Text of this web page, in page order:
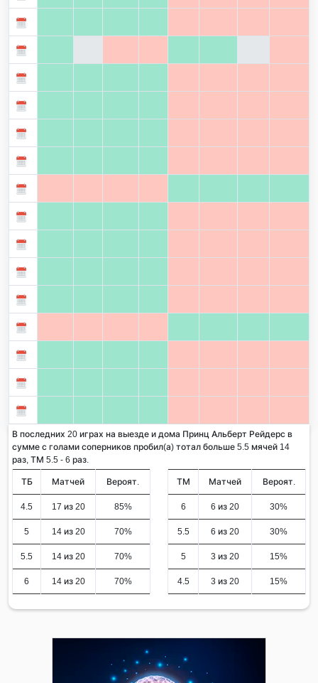
В последних 20 играх на выезде и дома Принц Альберт Рейдерс в
сумме с голами соперников пробил(а) тотал больше 5.5 мячей 14
раз, ТМ 5.5 - 6 раз.
ТБ Матчей Вероят.
4.5 17 из 20 85%
5 14 из 20 70%
5.5 14 из 20 70%
6 14 из 20 70%
ТМ Матчей Вероят.
6 6 из 20 30%
5.5 6 из 20 30%
5 3 из 20 15%
4.5 3 из 20 15%